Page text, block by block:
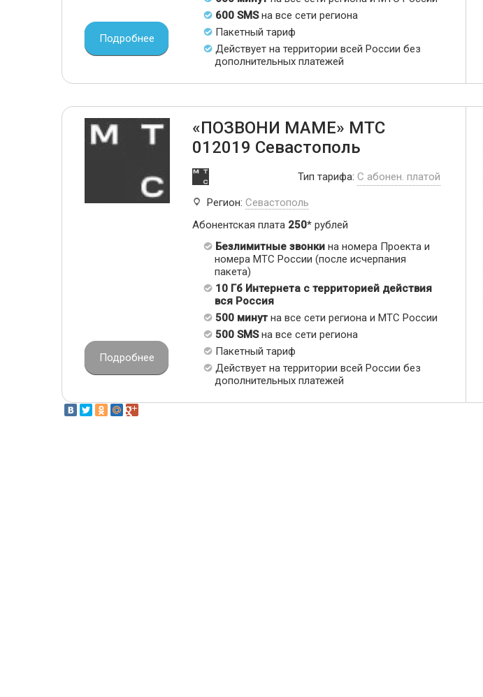
600 SMSна все сети региона
Пакетный тариф
Действует на территории всей России без
дополнительных платежей
Подробнее
«ПОЗВОНИ МАМЕ» МТС
012019 Севастополь
Тип тарифа:С абонен. платой
Регион: Севастополь
Абонентская плата 250* рублей
Безлимитные звонкина номера Проекта и
номера МТС России (после исчерпания
пакета)
10 Гб Интернета с территорией действия
вся Россия
500 минутна все сети региона и МТС России
500 SMSна все сети региона
Пакетный тариф
Действует на территории всей России без
дополнительных платежей
Подробнее